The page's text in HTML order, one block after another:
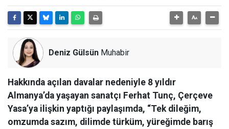
Deniz Gülsün Muhabir
Hakkında açılan davalar nedeniyle 8 yıldır
Almanya’da yaşayan sanatçı Ferhat Tunç, Çerçeve
Yasa’ya ilişkin yaptığı paylaşımda, “Tek dileğim,
omzumda sazım, dilimde türküm, yüreğimde barış